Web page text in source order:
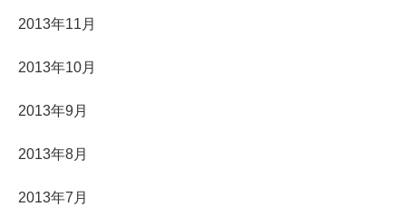
2013年11月
2013年10月
2013年9月
2013年8月
2013年7月